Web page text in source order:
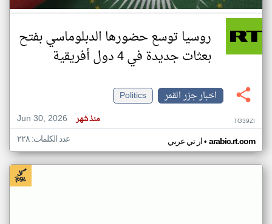
روسيا توسع حضورها الدبلوماسي بفتح
بعثات جديدة في 4 دول أفريقية
اخبار جزر القمر
Politics
Jun 30, 2026
منذ شهر TG39ZI
ار تي عربي• arabic.rt.com عدد الكلمات: ٢٢٨